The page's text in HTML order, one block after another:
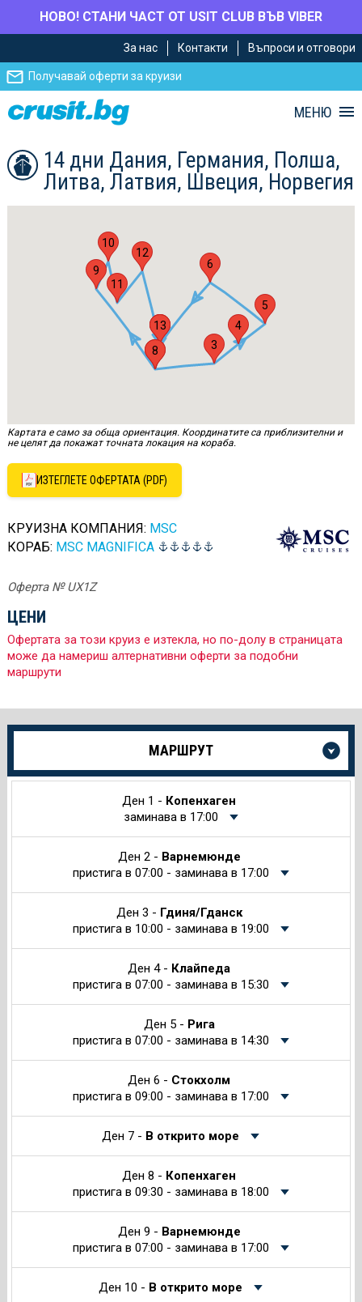
НОВО! СТАНИ ЧАСТ ОТ USIT CLUB ВЪВ VIBER
главното
съдържание
Навигацията
За нас Контакти Въпроси и отговори
Получавай оферти за круизи
МЕНЮ
14 дни Дания, Германия, Полша,
Литва, Латвия, Швеция, Норвегия
1
2
3
4
5
6
7
8
9
10
11
12
13
Картата е само за обща ориентация. Координатите са приблизителни и
не целят да покажат точната локация на кораба.
ИЗТЕГЛЕТЕ ОФЕРТАТА (PDF)
КРУИЗНА КОМПАНИЯ: MSC
КОРАБ: MSC MAGNIFICA
Оферта № UX1Z
ЦЕНИ
Офертата за този круиз е изтекла, но по-долу в страницата
може да намериш алтернативни оферти за подобни
маршрути
Още
за
МАРШРУТ
Ден 1 - Копенхаген
заминава в 17:00
Ден 2 - Варнемюнде
пристига в 07:00 - заминава в 17:00
Ден 3 - Гдиня/Гданск
пристига в 10:00 - заминава в 19:00
Ден 4 - Клайпеда
пристига в 07:00 - заминава в 15:30
Ден 5 - Рига
пристига в 07:00 - заминава в 14:30
Ден 6 - Стокхолм
пристига в 09:00 - заминава в 17:00
Ден 7 - В открито море
Ден 8 - Копенхаген
пристига в 09:30 - заминава в 18:00
Ден 9 - Варнемюнде
пристига в 07:00 - заминава в 17:00
Ден 10 - В открито море